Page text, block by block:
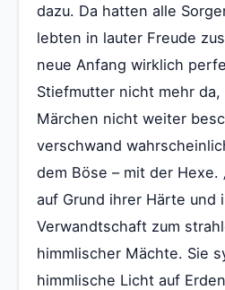
dazu. Da hatten alle
lebten in lauter Freude
neue Anfang wirklich
Stiefmutter nicht mehr da,
Märchen nicht weiter
verschwand
dem Böse – mit der Hexe.
auf Grund ihrer Härte und
Verwandtschaft zum
himmlischer Mächte. Sie
himmlische Licht auf